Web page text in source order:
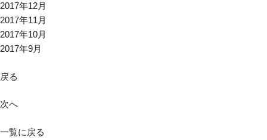
2017年12月
2017年11月
2017年10月
2017年9月
戻る
次へ
一覧に戻る